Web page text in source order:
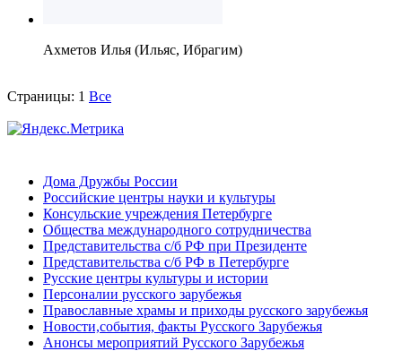
Ахметов Илья (Ильяс, Ибрагим)
Страницы: 1 Все
Дома Дружбы России
Российские центры науки и культуры
Консульские учреждения Петербурге
Общества международного сотрудничества
Представительства с/б РФ при Президенте
Представительства с/б РФ в Петербурге
Русские центры культуры и истории
Персоналии русского зарубежья
Православные храмы и приходы русского зарубежья
Новости,события, факты Русского Зарубежья
Анонсы мероприятий Русского Зарубежья